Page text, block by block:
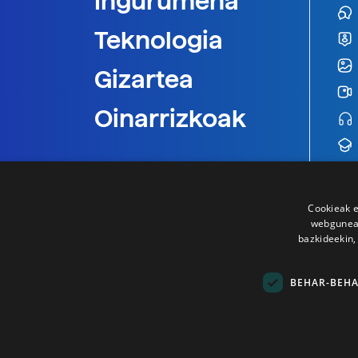
Teknologia
Gizartea
Oinarrizkoak
Cookieak
BEHAR-